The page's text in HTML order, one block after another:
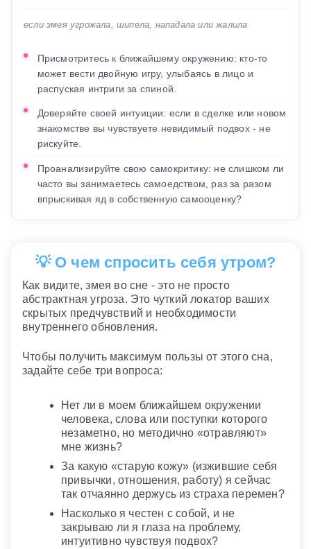
если змея угрожала, шипела, нападала или жалила
Присмотритесь к ближайшему окружению: кто-то
может вести двойную игру, улыбаясь в лицо и
распуская интриги за спиной.
Доверяйте своей интуиции: если в сделке или новом
знакомстве вы чувствуете невидимый подвох - не
рискуйте.
Проанализируйте свою самокритику: не слишком ли
часто вы занимаетесь самоедством, раз за разом
впрыскивая яд в собственную самооценку?
💡 О чем спросить себя утром?
Как видите, змея во сне - это не просто
абстрактная угроза. Это чуткий локатор ваших
скрытых предчувствий и необходимости
внутреннего обновления.
Чтобы получить максимум пользы от этого сна,
задайте себе три вопроса:
Нет ли в моем ближайшем окружении
человека, слова или поступки которого
незаметно, но методично «отравляют»
мне жизнь?
За какую «старую кожу» (изжившие себя
привычки, отношения, работу) я сейчас
так отчаянно держусь из страха перемен?
Насколько я честен с собой, и не
закрываю ли я глаза на проблему,
интуитивно чувствуя подвох?